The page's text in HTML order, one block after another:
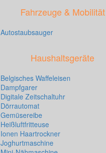
Fahrzeuge & Mobilität
Autostaubsauger
Haushaltsgeräte
Belgisches Waffeleisen
Dampfgarer
Digitale Zeitschaltuhr
Dörrautomat
Gemüsereibe
Heißluftfritteuse
Ionen Haartrockner
Joghurtmaschine